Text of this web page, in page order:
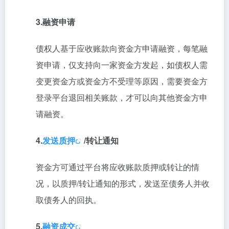
3.融资申请
债权人基于应收账款向资金方申请融资，每笔融
资申请，仅支持向一家资金方发起，如债权人需
变更资金方或资金方不受理等原因，需要资金方
登录平台退回相关账款，才可以向其他资金方申
请融资。
4.发送质押 /转让通知
资金方可通过平台将应收账款质押或转让的情
况，以质押/转让通知的形式，发送至债务人并收
取债务人的回执。
5.融资成交